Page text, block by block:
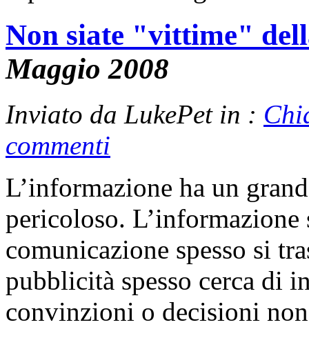
Non siate "vittime"
Maggio 2008
Inviato da LukePet in :
commenti
L’informazione ha un
pericoloso.
comunicazione spesso si
pubblicità spesso cerca di
convinzioni o decisioni